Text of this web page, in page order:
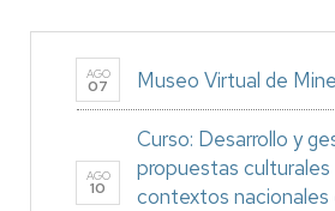
AGO
07 Museo Virtual de
AGO
10
Curso: Desarrollo y
propuestas
contextos nacionales